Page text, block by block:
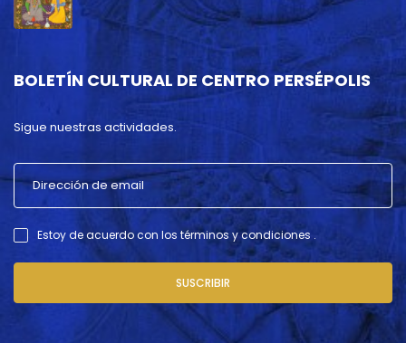
BOLETÍN CULTURAL DE CENTRO PERSÉPOLIS
Sigue nuestras actividades.
Estoy de acuerdo con los términos y condiciones .
SUSCRIBIR